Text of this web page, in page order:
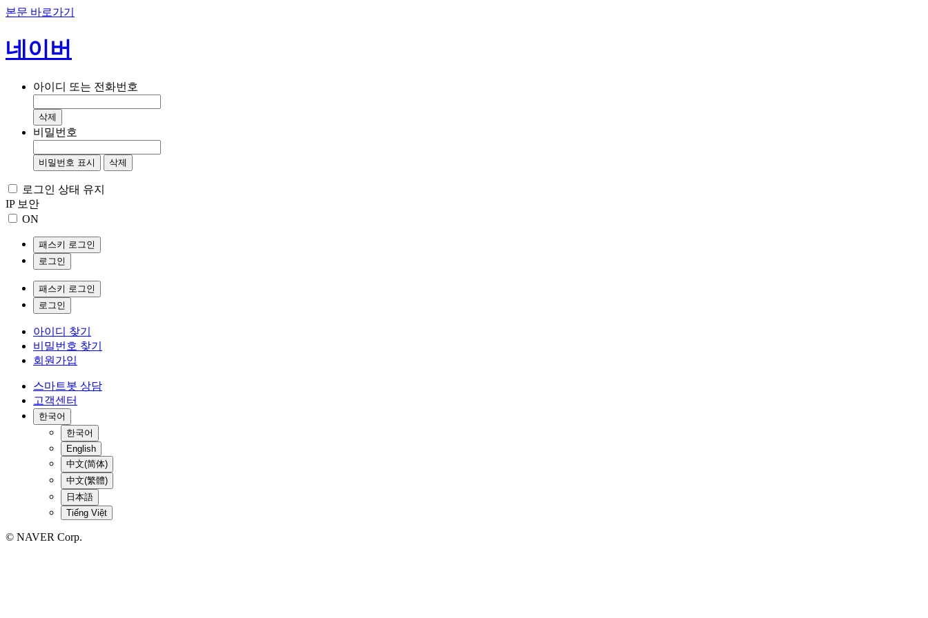
본문 바로가기
네이버
아이디 또는 전화번호
삭제
비밀번호
비밀번호 표시 삭제
로그인 상태 유지
IP 보안
ON
패스키 로그인
로그인
패스키 로그인
로그인
아이디 찾기
비밀번호 찾기
회원가입
스마트봇 상담
고객센터
한국어
한국어
English
中文(简体)
中文(繁體)
日本語
Tiếng Việt
© NAVER Corp.